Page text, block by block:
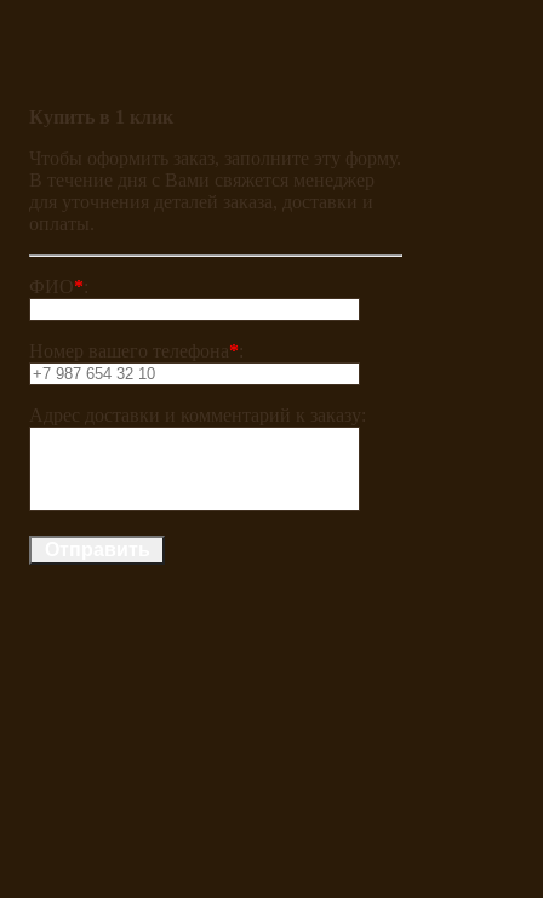
Купить в 1 клик
Чтобы оформить заказ, заполните эту форму.
В течение дня с Вами свяжется менеджер
для уточнения деталей заказа, доставки и
оплаты.
ФИО*
Номер вашего телефона*
Адрес доставки и комментарий к заказу: